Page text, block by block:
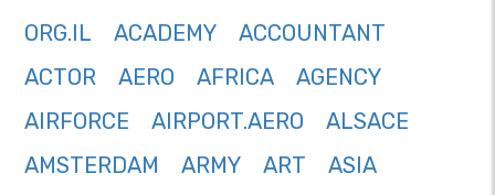
ORG.IL
ACADEMY
ACCOUNTANT
ACTOR
AERO AFRICA
AGENCY
AIRFORCE
AIRPORT.AERO
ALSACE
AMSTERDAM
ARMY ART
ASIA